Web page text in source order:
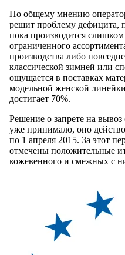
По общему мнению
решит проблему дефицита,
пока производится
ограниченного
производства либо
классической зимней или
ощущается в поставках
модельной женской
достигает 70%.
Решение о запрете на
уже принимало, оно
по 1 апреля 2015. За этот
отмечены положительные
кожевенного и смежных с